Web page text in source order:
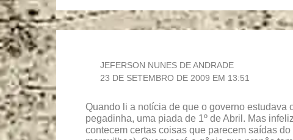
JEFERSON NUNES DE ANDRADE
23 DE SETEMBRO DE 2009 EM 13:51
Quando li a notícia de que o governo estudava
pegadinha, uma piada de 1º de Abril. Mas
contecem certas coisas que parecem saídas